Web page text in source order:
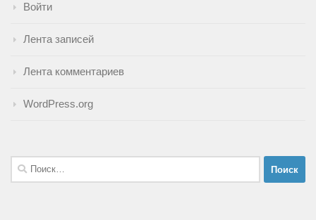
Войти
Лента записей
Лента комментариев
WordPress.org
Найти: